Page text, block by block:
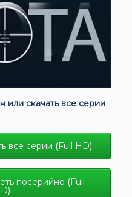
или скачать все серии
все серии (Full HD)
посерийно (Full